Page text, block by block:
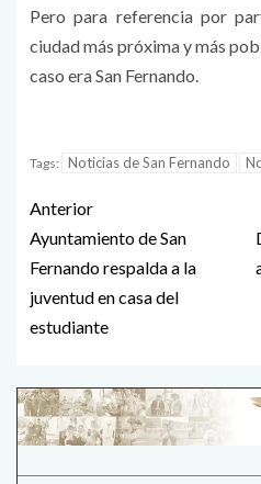
Pero para referencia por
ciudad más próxima y más
caso era San Fernando.
Tags: Noticias de San Fernando
Anterior
Ayuntamiento de San
Fernando respalda a la
juventud en casa del
estudiante